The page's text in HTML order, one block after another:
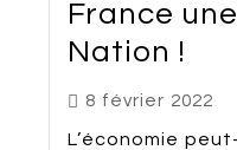
France
Nation !
8 février 2022
L’économie